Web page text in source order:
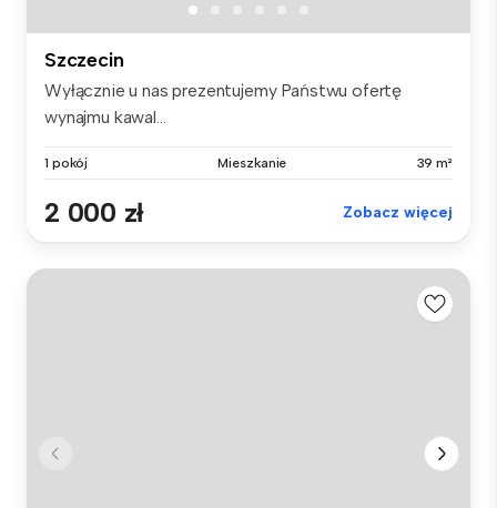
Szczecin
Wyłącznie u nas prezentujemy Państwu ofertę
wynajmu kawal...
1 pokój Mieszkanie 39 m²
2 000 zł Zobacz więcej